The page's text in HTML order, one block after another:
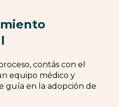
contás con el
equipo médico y
guía en la adopción de